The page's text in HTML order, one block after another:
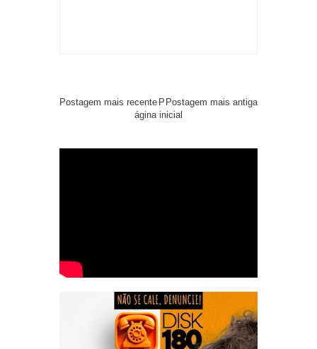
Postagem mais recente Postagem mais antiga
P
ágina inicial